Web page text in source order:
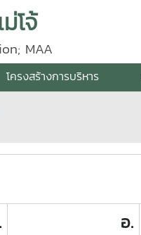
โจ้
MAA
โครงสร้างการบริหาร
อ.